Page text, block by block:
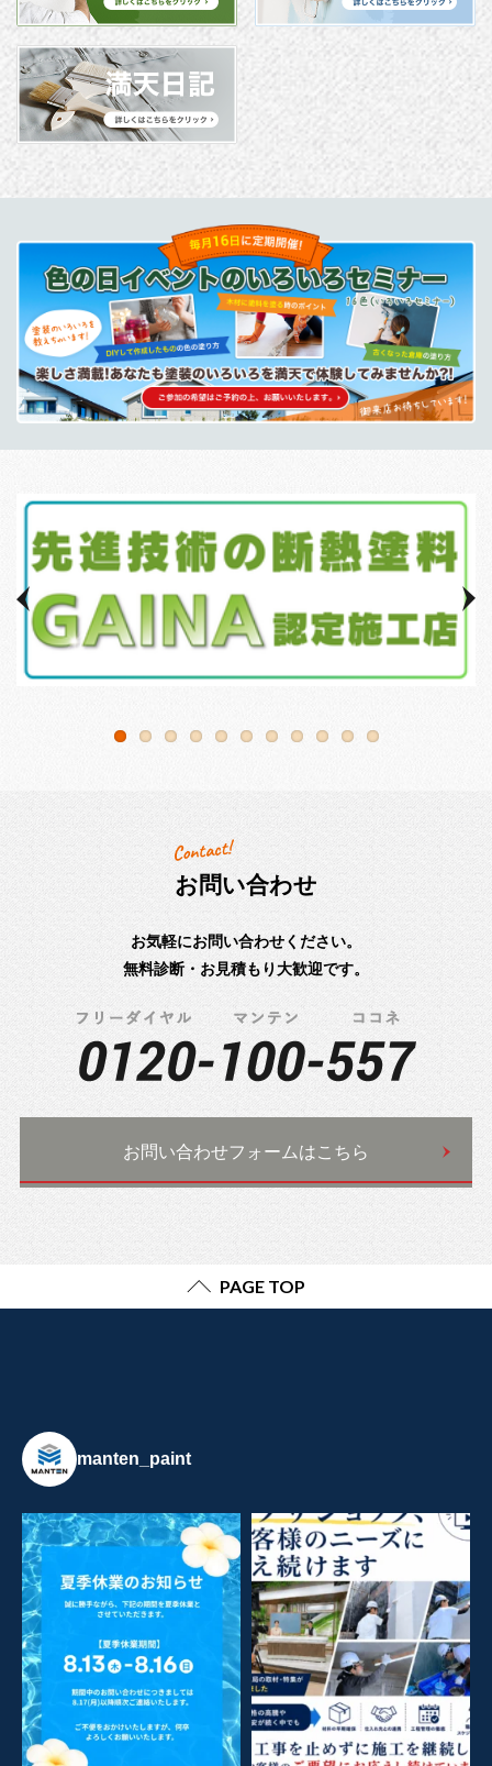
お問い合わせ
お気軽にお問い合わせください。
無料診断・お見積もり大歓迎です。
お問い合わせフォームはこちら
PAGE TOP
manten_paint